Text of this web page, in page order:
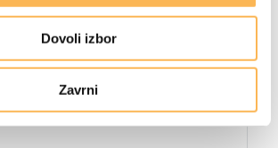
Dovoli izbor
Zavrni